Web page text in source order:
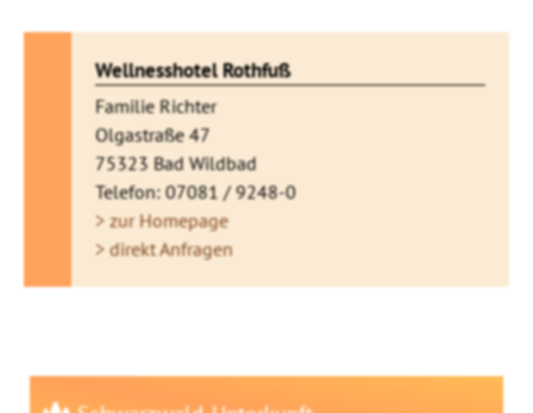
Wellnesshotel Rothfuß
Familie Richter
Olgastraße 47
75323 Bad Wildbad
Telefon: 07081 / 9248-0
> zur Homepage
> direkt Anfragen